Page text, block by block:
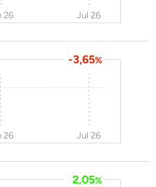
26 Jul 26
-3,65%
26 Jul 26
2,05%